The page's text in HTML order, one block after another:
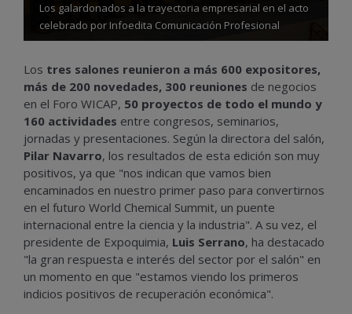
Los galardonados a la trayectoria empresarial en el acto
celebrado por Infoedita Comunicación Profesional
Los tres salones reunieron a más 600 expositores,
más de 200 novedades, 300 reuniones de negocios
en el Foro WICAP, 50 proyectos de todo el mundo y
160 actividades entre congresos, seminarios,
jornadas y presentaciones. Según la directora del salón,
Pilar Navarro, los resultados de esta edición son muy
positivos, ya que "nos indican que vamos bien
encaminados en nuestro primer paso para convertirnos
en el futuro World Chemical Summit, un puente
internacional entre la ciencia y la industria". A su vez, el
presidente de Expoquimia, Luis Serrano, ha destacado
"la gran respuesta e interés del sector por el salón" en
un momento en que "estamos viendo los primeros
indicios positivos de recuperación económica".